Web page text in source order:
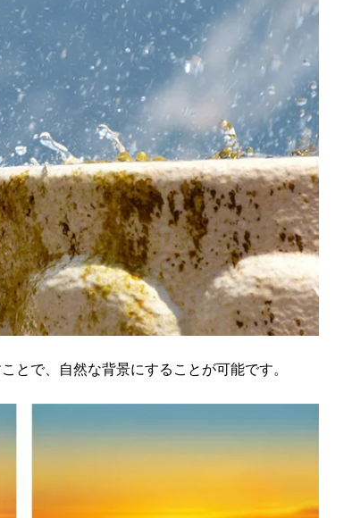
とで、自然な背景にすることが可能です。